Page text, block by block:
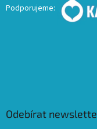
Podporujeme:
Odebírat